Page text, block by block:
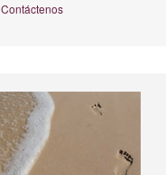
Contáctenos